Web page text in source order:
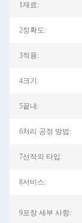
1재료:
2정확도:
3적용:
4크기:
5끝내:
6처리 공정 방법:
7선적의 타입:
8서비스:
9포장 세부 사항: